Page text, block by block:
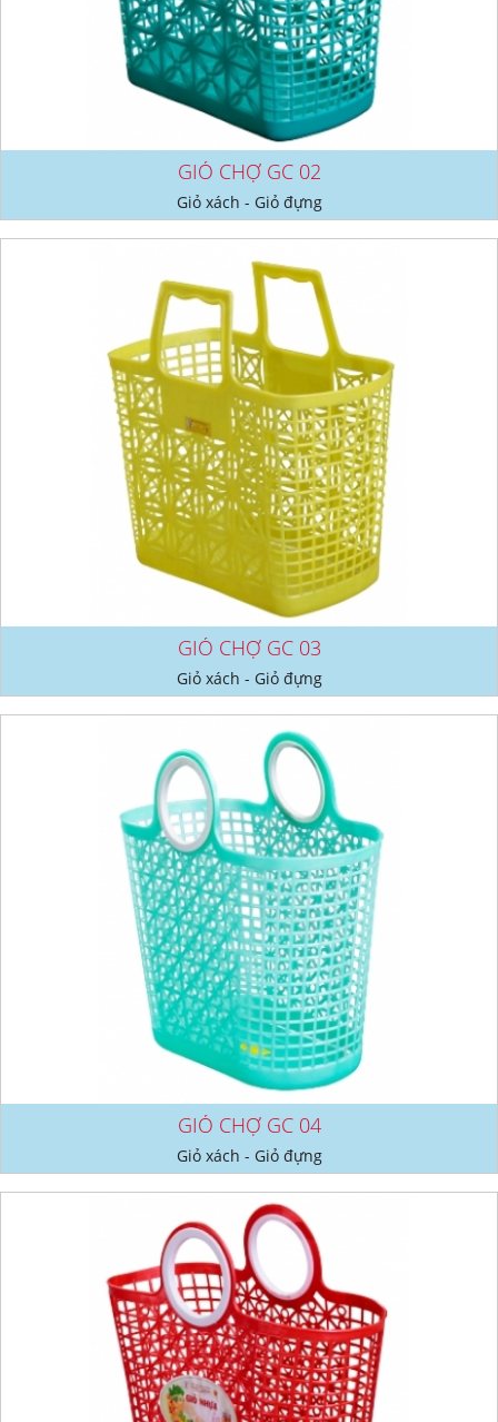
GIỎ CHỢ GC 02
Giỏ xách - Giỏ đựng
GIỎ CHỢ GC 03
Giỏ xách - Giỏ đựng
GIỎ CHỢ GC 04
Giỏ xách - Giỏ đựng